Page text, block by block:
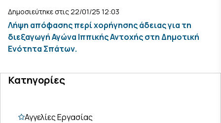
Δημοσιεύτηκε στις 22/01/25 12:03
Λήψη απόφασης περί χορήγησης άδειας για τη
διεξαγωγή Αγώνα Ιππικής Αντοχής στη Δημοτική
Ενότητα Σπάτων.
Κατηγορίες
Αγγελίες Εργασίας